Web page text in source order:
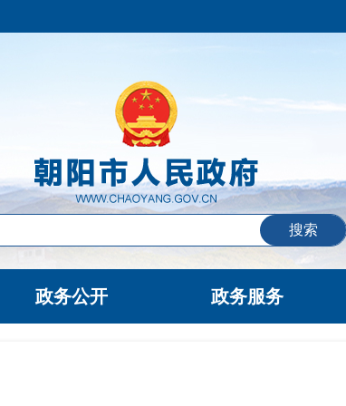
搜索
政务公开 政务服务